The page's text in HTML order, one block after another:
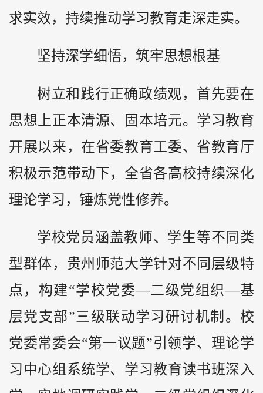
求实效，持续推动学习教育走深走实。
坚持深学细悟，筑牢思想根基
树立和践行正确政绩观，首先要在
思想上正本清源、固本培元。学习教育
开展以来，在省委教育工委、省教育厅
积极示范带动下，全省各高校持续深化
理论学习，锤炼党性修养。
学校党员涵盖教师、学生等不同类
型群体， 贵州 师范大学针对不同层级特
点，构建“学校党委—二级党组织—基
层党支部”三级联动学习研讨机制。校
党委常委会“第一议题”引领学、理论学
习中心组系统学、学习教育读书班深入